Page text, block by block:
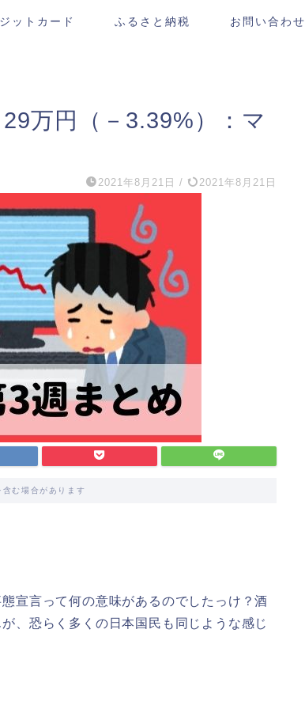
ットカード ふるさと納税 お問い合わせ
万円（－3.39%）：マ
2021年8月21日 / 2021年8月21日
む場合があります
宣言って何の意味があるのでしたっけ？酒
、恐らく多くの日本国民も同じような感じ